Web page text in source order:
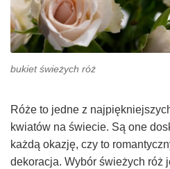
bukiet świeżych róż
Róże to jedne z
kwiatów na świecie. Są one
każdą okazję, czy to
dekoracja. Wybór świeżych róż